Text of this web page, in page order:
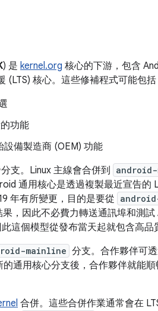
) 是 kernel.org 核心的下游，包含
核心。這些修補程式可能包括
功能
備製造商 (OEM) 功能
支。Linux 主線會合併到
通用核心是透過複製最近宣告的
年有所變更，目的是要從
，因此不必費力轉送通訊埠和測
這個模型從發布當天起就包含高品
mainline 分支。合作夥伴可
的通用核心分支後，合作夥伴就能
合併。這些合併作業通常會在